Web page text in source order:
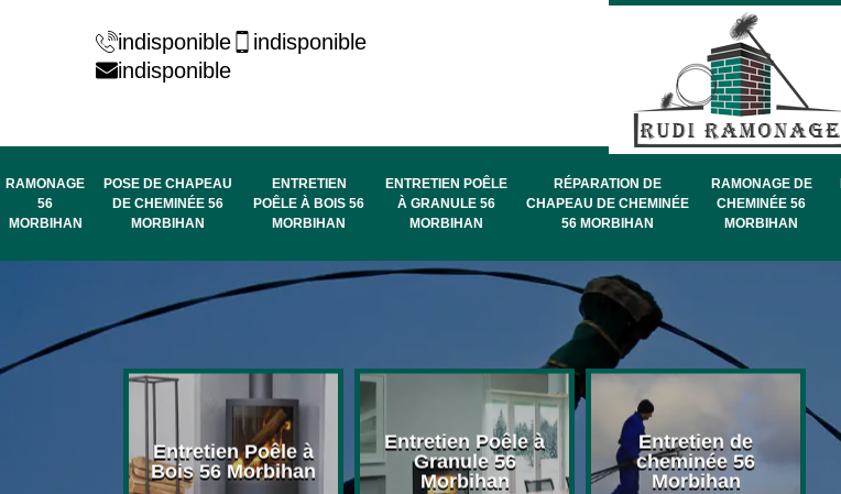
indisponible
indisponible
indisponible
RAMONAGE
56
MORBIHAN
POSE DE CHAPEAU
DE CHEMINÉE 56
MORBIHAN
ENTRETIEN
POÊLE À BOIS 56
MORBIHAN
ENTRETIEN POÊLE
À GRANULE 56
MORBIHAN
RÉPARATION DE
CHAPEAU DE CHEMINÉE
56 MORBIHAN
RAMONAGE DE
CHEMINÉE 56
MORBIHAN
Entretien Poêle à
Bois 56 Morbihan
Entretien Poêle à
Granule 56
Morbihan
Entretien de
cheminée 56
Morbihan